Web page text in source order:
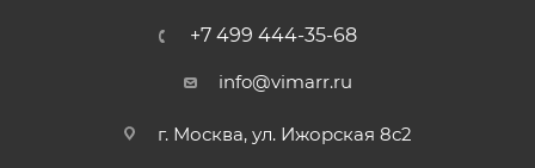
+7 499 444-35-68
info@vimarr.ru
г. Москва, ул. Ижорская 8с2